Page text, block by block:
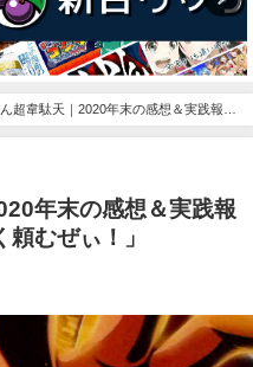
超韋駄天｜2020年末の感想＆実践報告
年末の感想＆実践報
むぜぃ！」